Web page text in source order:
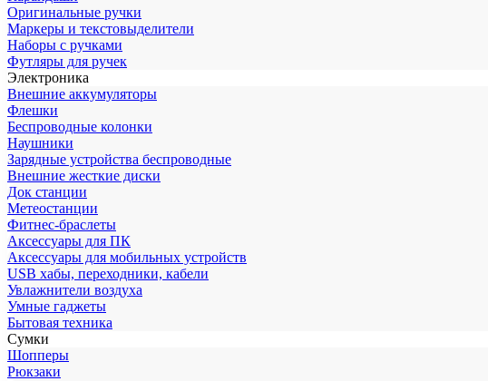
Оригинальные ручки
Маркеры и текстовыделители
Наборы с ручками
Футляры для ручек
Электроника
Внешние аккумуляторы
Флешки
Беспроводные колонки
Наушники
Зарядные устройства беспроводные
Внешние жесткие диски
Док станции
Метеостанции
Фитнес-браслеты
Аксессуары для ПК
Аксессуары для мобильных устройств
USB хабы, переходники, кабели
Увлажнители воздуха
Умные гаджеты
Бытовая техника
Сумки
Шопперы
Рюкзаки